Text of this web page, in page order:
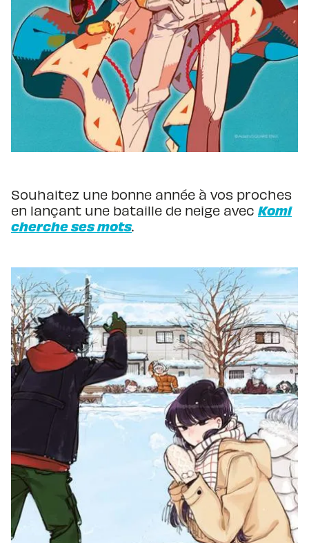
Souhaitez une bonne année à vos proches
en lançant une bataille de neige avec Komi
cherche ses mots.